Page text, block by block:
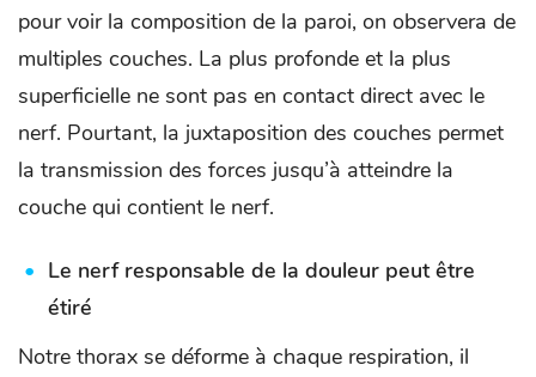
pour voir la composition de la paroi, on observera de
multiples couches. La plus profonde et la plus
superficielle ne sont pas en contact direct avec le
nerf. Pourtant, la juxtaposition des couches permet
la transmission des forces jusqu’à atteindre la
couche qui contient le nerf.
Le nerf responsable de la douleur peut être
étiré
Notre thorax se déforme à chaque respiration, il